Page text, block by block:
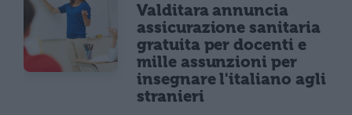
Valditara annuncia
assicurazione sanitaria
gratuita per docenti e
mille assunzioni per
insegnare l'italiano agli
stranieri